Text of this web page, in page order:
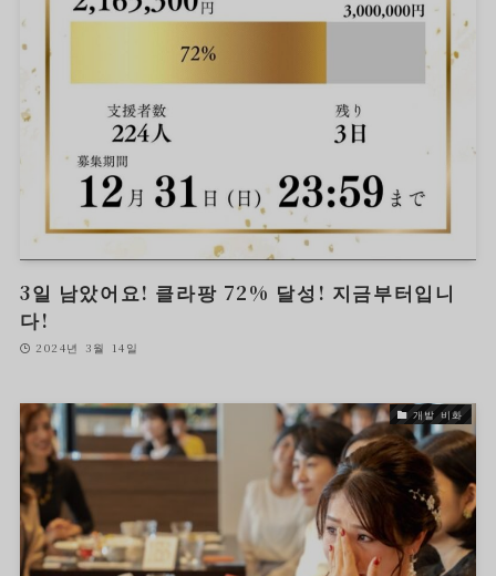
3일 남았어요! 클라팡 72% 달성! 지금부터입니
다!
2024년 3월 14일
개발 비화